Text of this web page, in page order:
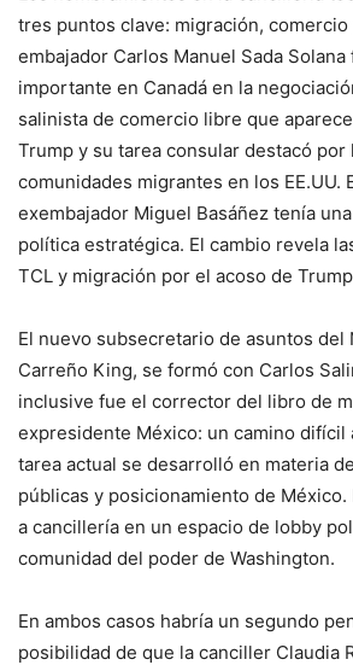
tres puntos clave: migración, comercio
embajador Carlos Manuel Sada
importante en Canadá en la
salinista de comercio libre que
Trump y su tarea consular destacó por
comunidades migrantes en los EE.UU.
exembajador Miguel Basáñez tenía
política estratégica. El cambio revela
TCL y migración por el acoso de
El nuevo subsecretario de asuntos del
Carreño King, se formó con Carlos
inclusive fue el corrector del libro de
expresidente México: un camino difícil
tarea actual se desarrolló en materia
públicas y posicionamiento de
a cancillería en un espacio de lobby
comunidad del poder de Washington.
En ambos casos habría un segundo
posibilidad de que la canciller Claudia